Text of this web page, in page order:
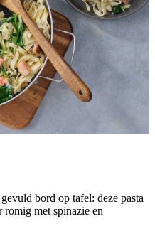
bord op tafel: deze pasta
romig met spinazie en